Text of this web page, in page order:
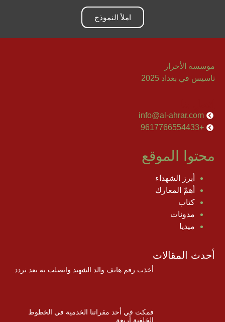
املأ النموذج
موسسة الأحرار
تاسيس في بغداد 2025
info@al-ahrar.com
+9617766554433
محتوا الموقع
أبرز الشهداء
أهمّ المعارك
كتاب
مدونات
ميديا
أحدث المقالات
أخذت رقم هاتف والد الشهيد واتصلت به بعد تردد:
فمكث في أحد مقراتنا الخدمية في الخطوط
الخلفية أربعة